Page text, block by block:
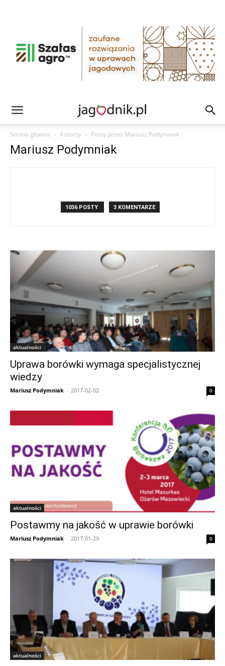
Strona główna Autorzy Posty przez Mariusz Podymniak
Mariusz Podymniak
1036 POSTY 3 KOMENTARZE
aktualności
Uprawa borówki wymaga specjalistycznej
wiedzy
Mariusz Podymniak - 2017-02-02 0
aktualności
Postawmy na jakość w uprawie borówki
Mariusz Podymniak - 2017-01-29 0
aktualności